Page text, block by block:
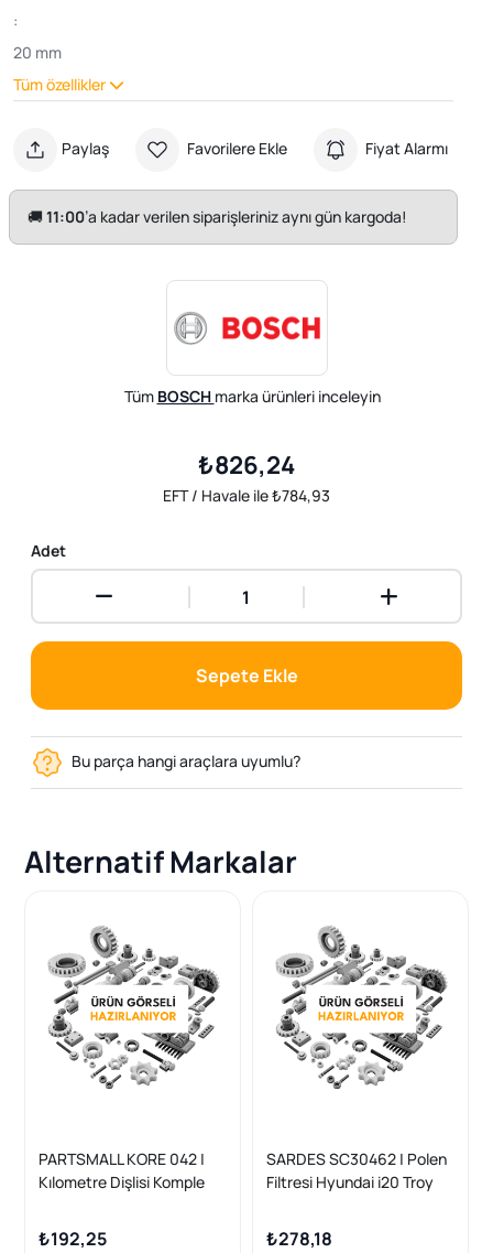
:
20 mm
Tüm özellikler
Paylaş Favorilere Ekle Fiyat Alarmı
🚚11:00’a kadar verilen siparişleriniz aynı gün kargoda!
Tüm BOSCH marka ürünleri inceleyin
₺826,24
EFT / Havale ile ₺784,93
Adet
Sepete Ekle
Bu parça hangi araçlara uyumlu?
Alternatif Markalar
PARTSMALL KORE 042 |
Kılometre Dişlisi Komple
₺192,25
SARDES SC30462 | Polen
Filtresi Hyundai i20 Troy
₺278,18